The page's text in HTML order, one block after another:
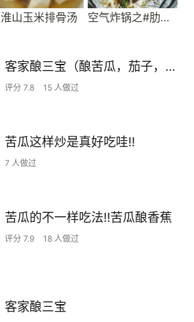
淮山玉米排骨汤 空气炸锅之#肋骨排
客家酿三宝（酿苦瓜，茄子，辣椒）
评分 7.8 15 人做过
苦瓜这样炒是真好吃哇‼️
7 人做过
苦瓜的不一样吃法‼️苦瓜酿香蕉
评分 7.9 18 人做过
客家酿三宝